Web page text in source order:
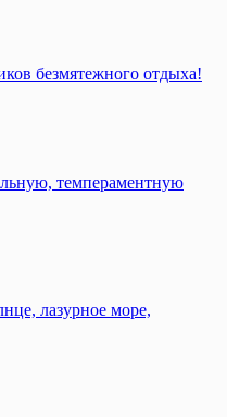
безмятежного отдыха!
темпераментную
лазурное море,